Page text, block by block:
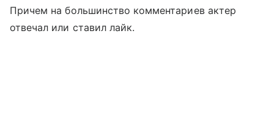
Причем на большинство комментариев актер
отвечал или ставил лайк.